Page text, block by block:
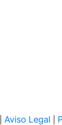
Aviso Legal